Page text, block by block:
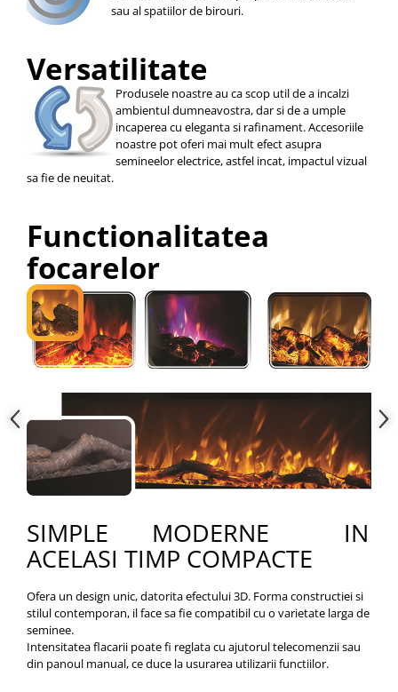
sau al spatiilor de birouri.
Versatilitate
Produsele noastre au ca scop util de a incalzi
ambientul dumneavostra, dar si de a umple
incaperea cu eleganta si rafinament. Accesoriile
noastre pot oferi mai mult efect asupra
semineelor electrice, astfel incat, impactul vizual
sa fie de neuitat.
Functionalitatea
focarelor
SIMPLE MODERNE IN
ACELASI TIMP COMPACTE
Ofera un design unic, datorita efectului 3D. Forma constructiei si
stilul contemporan, il face sa fie compatibil cu o varietate larga de
seminee.
Intensitatea flacarii poate fi reglata cu ajutorul telecomenzii sau
din panoul manual, ce duce la usurarea utilizarii functiilor.